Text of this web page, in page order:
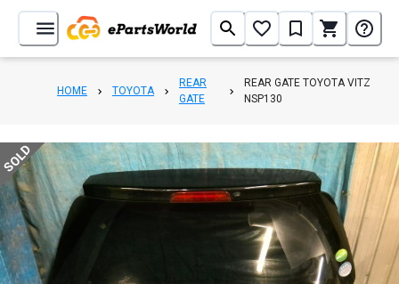
HOME TOYOTA
REAR
GATE
REAR GATE TOYOTA VITZ
NSP130
1/ 6
SOLD